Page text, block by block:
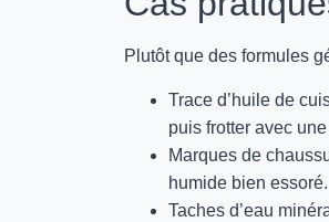
Plutôt que des formules
Trace d’huile de
puis frotter avec
Marques de
humide bien essoré.
Taches d’eau